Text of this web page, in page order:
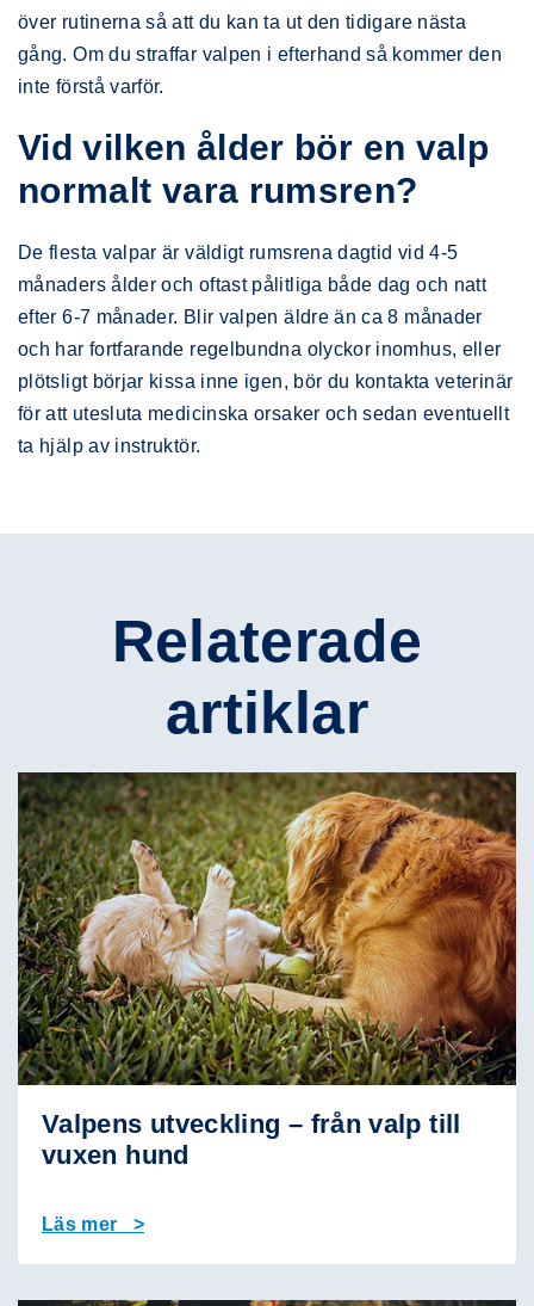
över rutinerna så att du kan ta ut den tidigare nästa
gång. Om du straffar valpen i efterhand så kommer den
inte förstå varför.
Vid vilken ålder bör en valp
normalt vara rumsren?
De flesta valpar är väldigt rumsrena dagtid vid 4-5
månaders ålder och oftast pålitliga både dag och natt
efter 6-7 månader. Blir valpen äldre än ca 8 månader
och har fortfarande regelbundna olyckor inomhus, eller
plötsligt börjar kissa inne igen, bör du kontakta veterinär
för att utesluta medicinska orsaker och sedan eventuellt
ta hjälp av instruktör.
Relaterade
artiklar
Valpens utveckling – från valp till
vuxen hund
Läs mer >